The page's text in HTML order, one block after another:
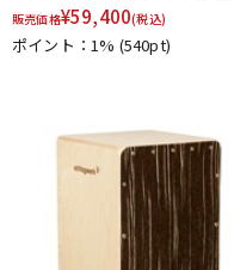
販売価格¥59,400(税込)
ポイント：1% (540pt)